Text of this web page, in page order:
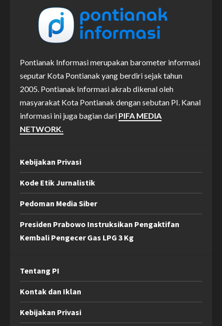
Pontianak Informasi merupakan barometer informasi
seputar Kota Pontianak yang berdiri sejak tahun
2005. Pontianak Informasi akrab dikenal oleh
masyarakat Kota Pontianak dengan sebutan PI. Kanal
informasi ini juga bagian dari PIFA MEDIA
NETWORK.
Kebijakan Privasi
Kode Etik Jurnalistik
Pedoman Media Siber
Presiden Prabowo Instruksikan Pengaktifan
Kembali Pengecer Gas LPG 3 Kg
Tentang PI
Kontak dan Iklan
Kebijakan Privasi